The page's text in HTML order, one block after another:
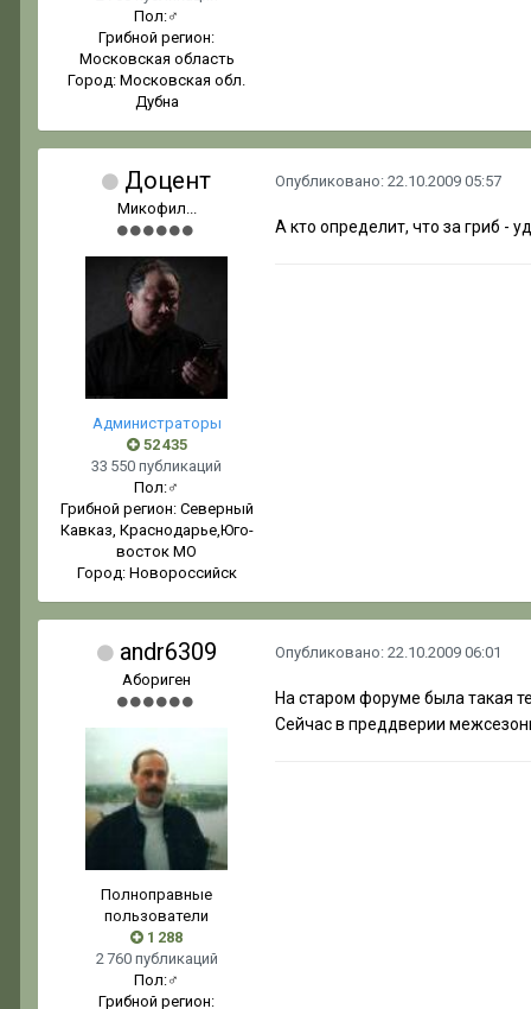
Пол:♂
Грибной регион:
Московская область
Город: Московская обл.
Дубна
Доцент
Микофил...
Администраторы
52 435
33 550 публикаций
Пол:♂
Грибной регион: Северный
Кавказ, Краснодарье,Юго-
восток МО
Город: Новороссийск
Опубликовано: 22.10.2009 05:57
А кто определит, что за гриб -
andr6309
Абориген
Полноправные
пользователи
1 288
2 760 публикаций
Пол:♂
Грибной регион:
Опубликовано: 22.10.2009 06:01
На старом форуме была такая
Сейчас в преддверии